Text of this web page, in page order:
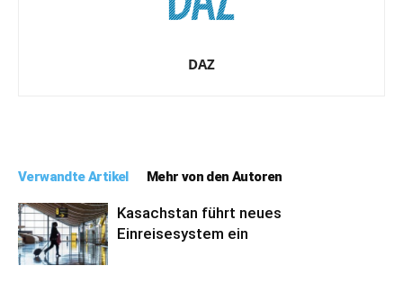
DAZ
Verwandte Artikel Mehr von den Autoren
Kasachstan führt neues
Einreisesystem ein